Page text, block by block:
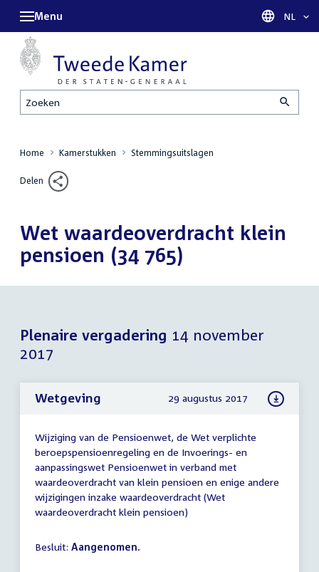
Zoeken
Menu Taal
NL
Home Kamerstukken Stemmingsuitslagen
Delen
Wet waardeoverdracht klein
pensioen (34 765)
Plenaire vergadering 14 november
2017
Wetgeving 29 augustus 2017
Wijziging van de Pensioenwet, de Wet verplichte
beroepspensioenregeling en de Invoerings- en
aanpassingswet Pensioenwet in verband met
waardeoverdracht van klein pensioen en enige andere
wijzigingen inzake waardeoverdracht (Wet
waardeoverdracht klein pensioen)
Besluit: Aangenomen.